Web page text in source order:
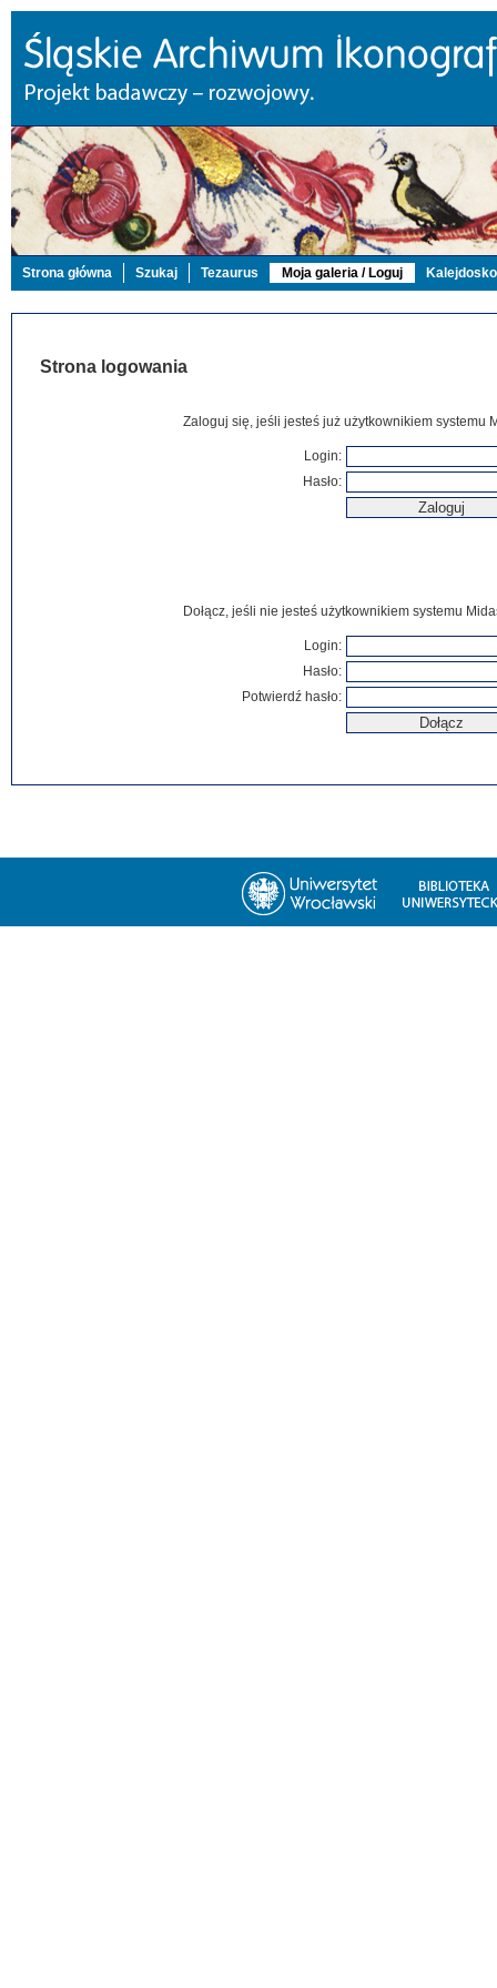
Strona główna Szukaj Tezaurus Moja galeria / Loguj
Strona logowania
Zaloguj się, jeśli jesteś już użytkownikiem systemu
Login:
Hasło:
Dołącz, jeśli nie jesteś użytkownikiem systemu
Login:
Hasło:
Potwierdź hasło: